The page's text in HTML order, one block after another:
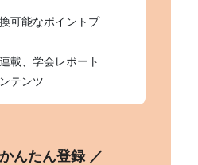
可能なポイントプ
載、学会レポート
テンツ
んたん登録 ／